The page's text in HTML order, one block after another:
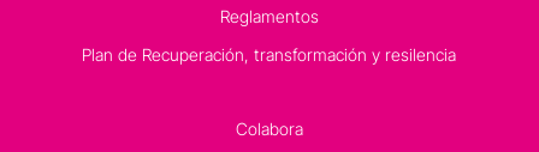
Reglamentos
Plan de Recuperación, transformación y resilencia
Colabora